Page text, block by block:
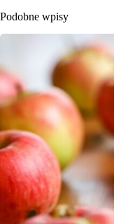
Podobne wpisy